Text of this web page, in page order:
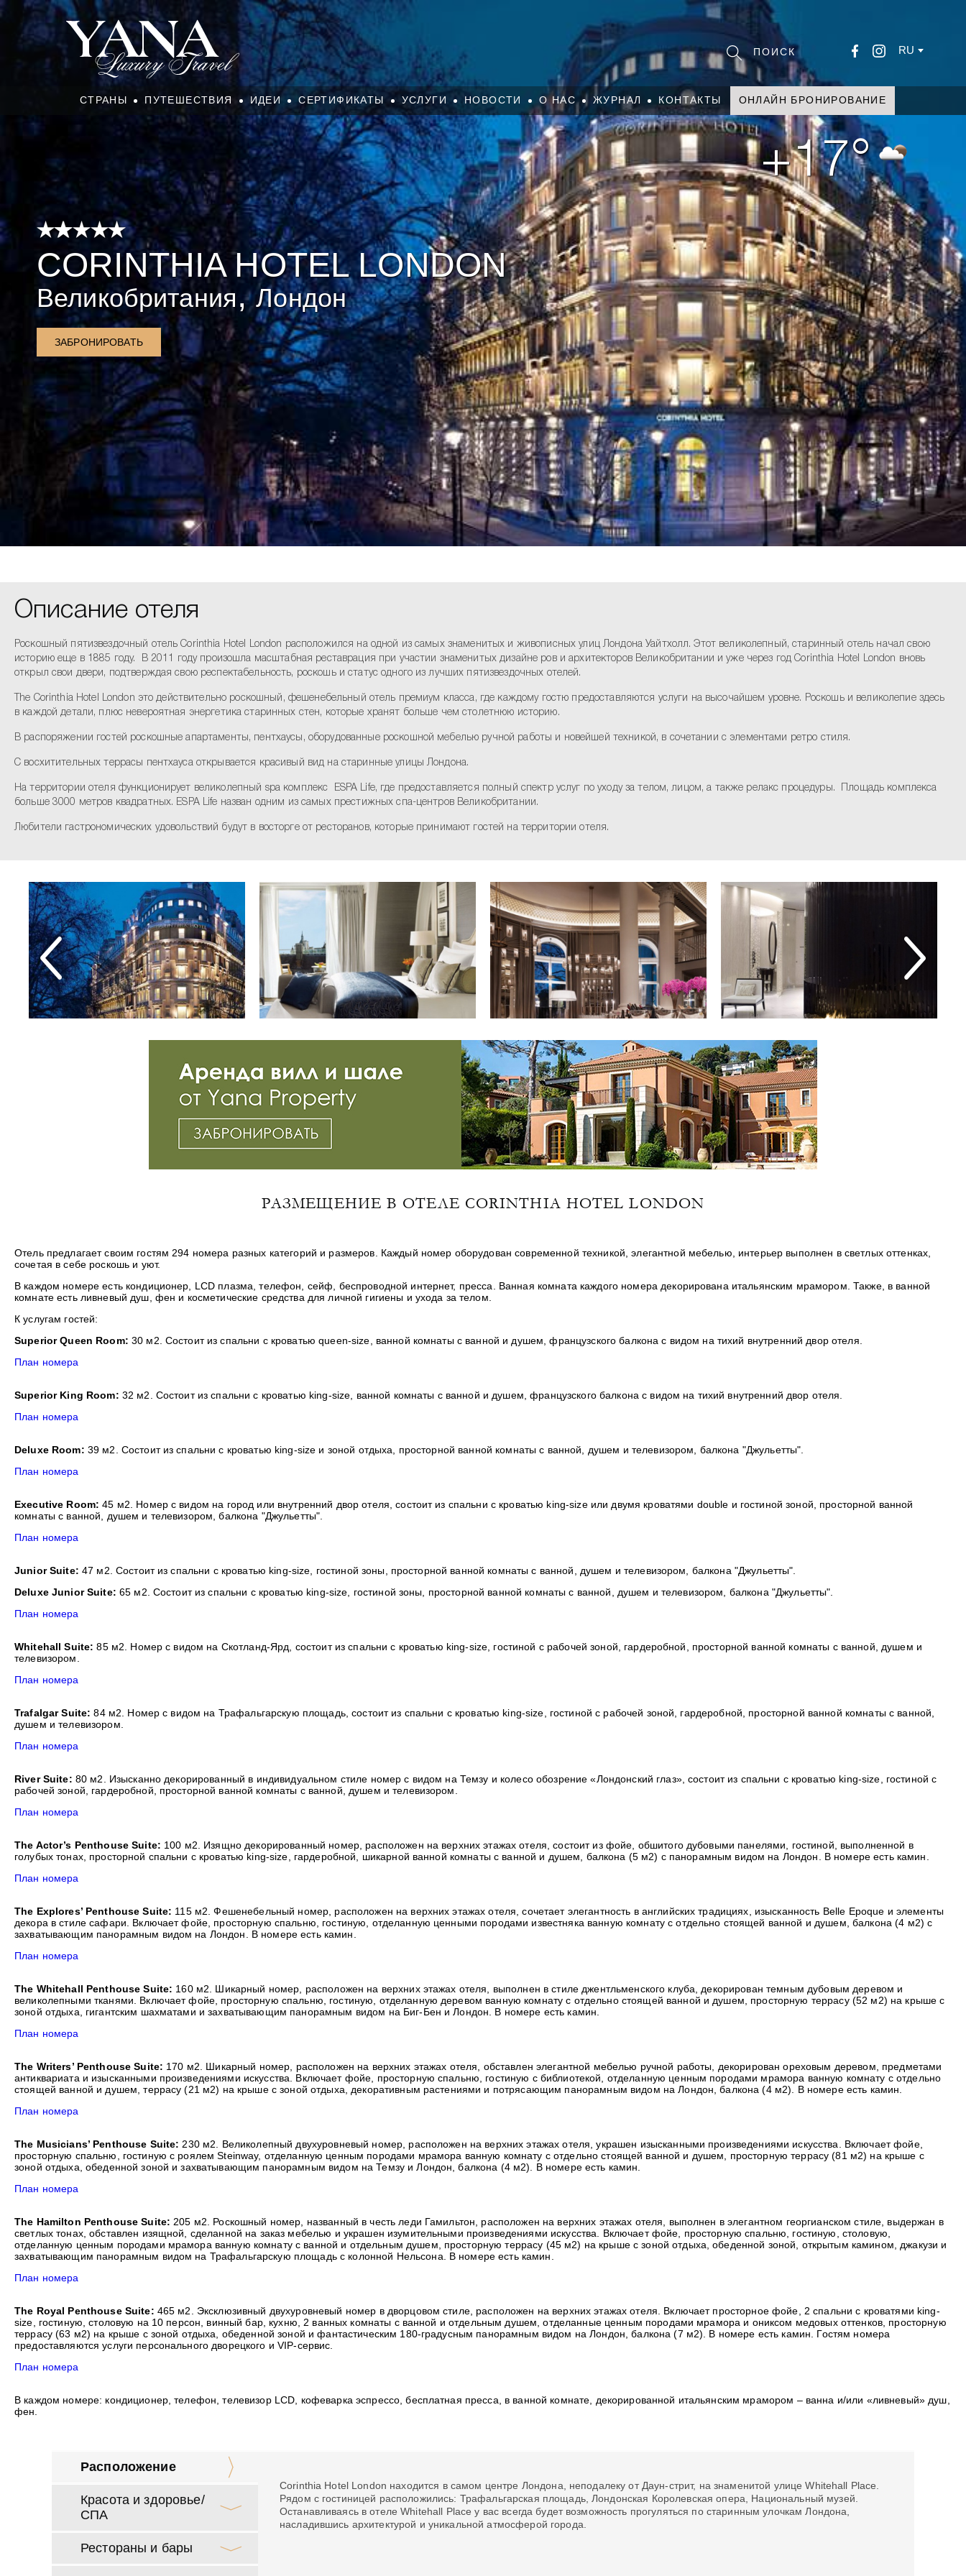
RU
СТРАНЫ ПУТЕШЕСТВИЯ ИДЕИ СЕРТИФИКАТЫ УСЛУГИ НОВОСТИ О НАС ЖУРНАЛ КОНТАКТЫ ОНЛАЙН БРОНИРОВАНИЕ
+17°
CORINTHIA HOTEL LONDON
Великобритания,Лондон
ЗАБРОНИРОВАТЬ
Описание отеля
Роскошный пятизвездочный отель Corinthia Hotel London расположился на одной из самых знаменитых и живописных улиц Лондона Уайтхолл. Этот великолепный, старинный отель начал свою
историю еще в 1885 году. В 2011 году произошла масштабная реставрация при участии знаменитых дизайне ров и архитекторов Великобритании и уже через год Corinthia Hotel London вновь
открыл свои двери, подтверждая свою респектабельность, роскошь и статус одного из лучших пятизвездочных отелей.
The Corinthia Hotel London это действительно роскошный, фешенебельный отель премиум класса, где каждому гостю предоставляются услуги на высочайшем уровне. Роскошь и великолепие здесь
в каждой детали, плюс невероятная энергетика старинных стен, которые хранят больше чем столетнюю историю.
В распоряжении гостей роскошные апартаменты, пентхаусы, оборудованные роскошной мебелью ручной работы и новейшей техникой, в сочетании с элементами ретро стиля.
С восхитительных террасы пентхауса открывается красивый вид на старинные улицы Лондона.
На территории отеля функционирует великолепный spa комплекс ESPA Life, где предоставляется полный спектр услуг по уходу за телом, лицом, а также релакс процедуры. Площадь комплекса
больше 3000 метров квадратных. ESPA Life назван одним из самых престижных спа-центров Великобритании.
Любители гастрономических удовольствий будут в восторге от ресторанов, которые принимают гостей на территории отеля.
РАЗМЕЩЕНИЕ В ОТЕЛЕ CORINTHIA HOTEL LONDON
Отель предлагает своим гостям 294 номера разных категорий и размеров. Каждый номер оборудован современной техникой, элегантной мебелью, интерьер выполнен в светлых оттенках,
сочетая в себе роскошь и уют.
В каждом номере есть кондиционер, LCD плазма, телефон, сейф, беспроводной интернет, пресса. Ванная комната каждого номера декорирована итальянским мрамором. Также, в ванной
комнате есть ливневый душ, фен и косметические средства для личной гигиены и ухода за телом.
К услугам гостей:
Superior Queen Room: 30 м2. Состоит из спальни с кроватью queen-size, ванной комнаты с ванной и душем, французского балкона с видом на тихий внутренний двор отеля.
План номера
Superior King Room: 32 м2. Состоит из спальни с кроватью king-size, ванной комнаты с ванной и душем, французского балкона с видом на тихий внутренний двор отеля.
План номера
Deluxe Room: 39 м2. Состоит из спальни с кроватью king-size и зоной отдыха, просторной ванной комнаты с ванной, душем и телевизором, балкона "Джульетты".
План номера
Executive Room: 45 м2. Номер с видом на город или внутренний двор отеля, состоит из спальни с кроватью king-size или двумя кроватями double и гостиной зоной, просторной ванной
комнаты с ванной, душем и телевизором, балкона "Джульетты".
План номера
Junior Suite: 47 м2. Состоит из спальни с кроватью king-size, гостиной зоны, просторной ванной комнаты с ванной, душем и телевизором, балкона "Джульетты".
Deluxe Junior Suite: 65 м2. Состоит из спальни с кроватью king-size, гостиной зоны, просторной ванной комнаты с ванной, душем и телевизором, балкона "Джульетты".
План номера
Whitehall Suite: 85 м2. Номер с видом на Скотланд-Ярд, состоит из спальни с кроватью king-size, гостиной с рабочей зоной, гардеробной, просторной ванной комнаты с ванной, душем и
телевизором.
План номера
Trafalgar Suite:84 м2. Номер с видом на Трафальгарскую площадь, состоит из спальни с кроватью king-size, гостиной с рабочей зоной, гардеробной, просторной ванной комнаты с ванной,
душем и телевизором.
План номера
River Suite: 80 м2. Изысканно декорированный в индивидуальном стиле номер с видом на Темзу и колесо обозрение «Лондонский глаз», состоит из спальни с кроватью king-size, гостиной с
рабочей зоной, гардеробной, просторной ванной комнаты с ванной, душем и телевизором.
План номера
The Actor’s Penthouse Suite: 100 м2. Изящно декорированный номер, расположен на верхних этажах отеля, состоит из фойе, обшитого дубовыми панелями, гостиной, выполненной в
голубых тонах, просторной спальни с кроватью king-size, гардеробной, шикарной ванной комнаты с ванной и душем, балкона (5 м2) с панорамным видом на Лондон. В номере есть камин.
План номера
The Explores’ Penthouse Suite: 115 м2. Фешенебельный номер, расположен на верхних этажах отеля, сочетает элегантность в английских традициях, изысканность Belle Epoque и элементы
декора в стиле сафари. Включает фойе, просторную спальню, гостиную, отделанную ценными породами известняка ванную комнату с отдельно стоящей ванной и душем, балкона (4 м2) с
захватывающим панорамным видом на Лондон. В номере есть камин.
План номера
The Whitehall Penthouse Suite: 160 м2. Шикарный номер, расположен на верхних этажах отеля, выполнен в стиле джентльменского клуба, декорирован темным дубовым деревом и
великолепными тканями. Включает фойе, просторную спальню, гостиную, отделанную деревом ванную комнату с отдельно стоящей ванной и душем, просторную террасу (52 м2) на крыше с
зоной отдыха, гигантским шахматами и захватывающим панорамным видом на Биг-Бен и Лондон. В номере есть камин.
План номера
The Writers’ Penthouse Suite: 170 м2. Шикарный номер, расположен на верхних этажах отеля, обставлен элегантной мебелью ручной работы, декорирован ореховым деревом, предметами
антиквариата и изысканными произведениями искусства. Включает фойе, просторную спальню, гостиную с библиотекой, отделанную ценным породами мрамора ванную комнату с отдельно
стоящей ванной и душем, террасу (21 м2) на крыше с зоной отдыха, декоративным растениями и потрясающим панорамным видом на Лондон, балкона (4 м2). В номере есть камин.
План номера
The Musicians’ Penthouse Suite: 230 м2. Великолепный двухуровневый номер, расположен на верхних этажах отеля, украшен изысканными произведениями искусства. Включает фойе,
просторную спальню, гостиную с роялем Steinway, отделанную ценным породами мрамора ванную комнату с отдельно стоящей ванной и душем, просторную террасу (81 м2) на крыше с
зоной отдыха, обеденной зоной и захватывающим панорамным видом на Темзу и Лондон, балкона (4 м2). В номере есть камин.
План номера
The Hamilton Penthouse Suite: 205 м2. Роскошный номер, названный в честь леди Гамильтон, расположен на верхних этажах отеля, выполнен в элегантном георгианском стиле, выдержан в
светлых тонах, обставлен изящной, сделанной на заказ мебелью и украшен изумительными произведениями искусства. Включает фойе, просторную спальню, гостиную, столовую,
отделанную ценным породами мрамора ванную комнату с ванной и отдельным душем, просторную террасу (45 м2) на крыше с зоной отдыха, обеденной зоной, открытым камином, джакузи и
захватывающим панорамным видом на Трафальгарскую площадь с колонной Нельсона. В номере есть камин.
План номера
The Royal Penthouse Suite: 465 м2. Эксклюзивный двухуровневый номер в дворцовом стиле, расположен на верхних этажах отеля. Включает просторное фойе, 2 спальни с кроватями king-
size, гостиную, столовую на 10 персон, винный бар, кухню, 2 ванных комнаты с ванной и отдельным душем, отделанные ценным породами мрамора и ониксом медовых оттенков, просторную
террасу (63 м2) на крыше с зоной отдыха, обеденной зоной и фантастическим 180-градусным панорамным видом на Лондон, балкона (7 м2). В номере есть камин. Гостям номера
предоставляются услуги персонального дворецкого и VIP-сервис.
План номера
В каждом номере: кондиционер, телефон, телевизор LCD, кофеварка эспрессо, бесплатная пресса, в ванной комнате, декорированной итальянским мрамором – ванна и/или «ливневый» душ,
фен.
Расположение
Красота и здоровье/
СПА
Рестораны и бары
Corinthia Hotel London находится в самом центре Лондона, неподалеку от Даун-стрит, на знаменитой улице Whitehall Place.
Рядом с гостиницей расположились: Трафальгарская площадь, Лондонская Королевская опера, Национальный музей.
Останавливаясь в отеле Whitehall Place у вас всегда будет возможность прогуляться по старинным улочкам Лондона,
насладившись архитектурой и уникальной атмосферой города.